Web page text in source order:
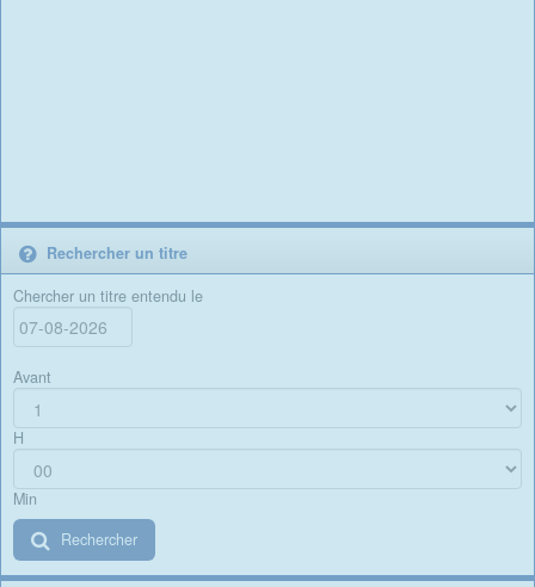
Rechercher un titre
Chercher un titre entendu le
Avant
H
Min
Rechercher